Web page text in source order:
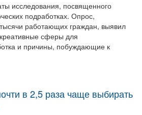
исследования, посвященного
подработках. Опрос,
работающих граждан, выявил
сферы для
и причины, побуждающие к
в 2,5 раза чаще выбирать